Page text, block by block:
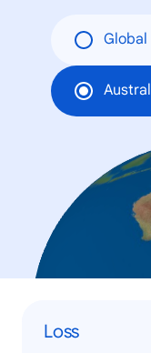
Global
Loss